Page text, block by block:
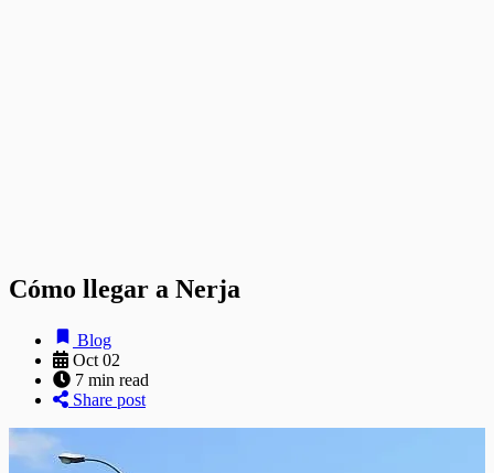
Cómo llegar a Nerja
Blog
Oct 02
7 min read
Share post